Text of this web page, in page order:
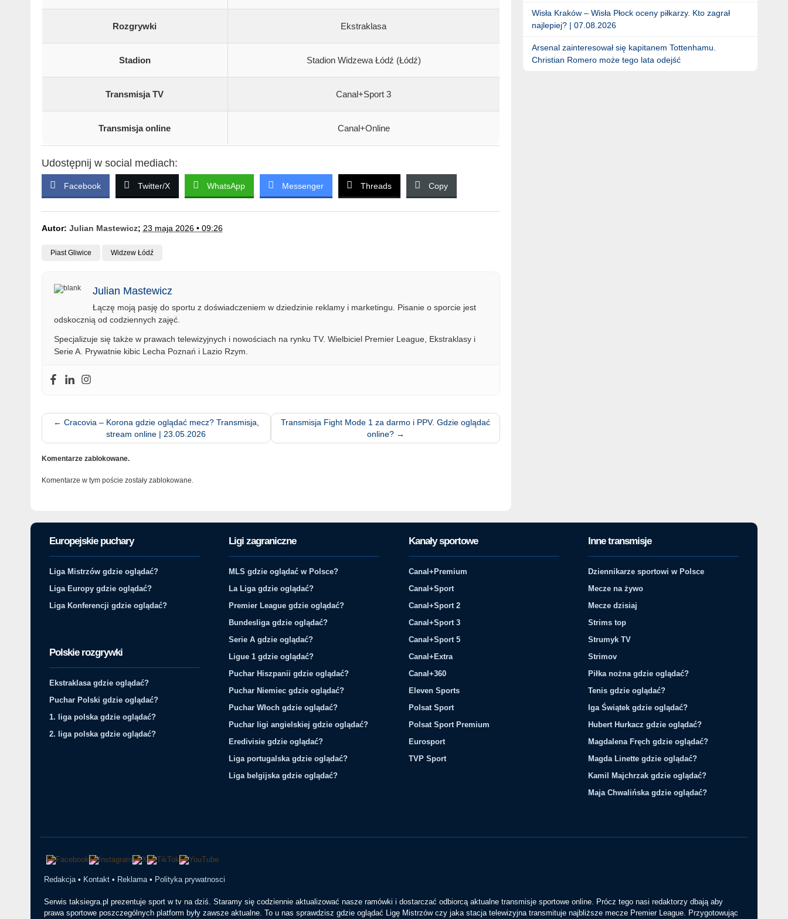
Rozgrywki Ekstraklasa
Stadion Stadion Widzewa Łódź (Łódź)
Transmisja TV Canal+Sport 3
Transmisja online Canal+Online
Udostępnij w social mediach:
Facebook Twitter/X WhatsApp Messenger Threads Copy
Autor: Julian Mastewicz; 23 maja 2026 • 09:26
Piast Gliwice Widzew Łódź
Julian Mastewicz
Łączę moją pasję do sportu z doświadczeniem w dziedzinie reklamy i marketingu. Pisanie o sporcie jest
odskocznią od codziennych zajęć.
Specjalizuje się także w prawach telewizyjnych i nowościach na rynku TV. Wielbiciel Premier League, Ekstraklasy i
Serie A. Prywatnie kibic Lecha Poznań i Lazio Rzym.
← Cracovia – Korona gdzie oglądać mecz? Transmisja,
stream online | 23.05.2026
Transmisja Fight Mode 1 za darmo i PPV. Gdzie oglądać
online? →
Komentarze zablokowane.
Komentarze w tym poście zostały zablokowane.
Wisła Kraków – Wisła Płock oceny piłkarzy. Kto zagrał
najlepiej? | 07.08.2026
Arsenal zainteresował się kapitanem Tottenhamu.
Christian Romero może tego lata odejść
Europejskie puchary
Liga Mistrzów gdzie oglądać?
Liga Europy gdzie oglądać?
Liga Konferencji gdzie oglądać?
Polskie rozgrywki
Ekstraklasa gdzie oglądać?
Puchar Polski gdzie oglądać?
1. liga polska gdzie oglądać?
2. liga polska gdzie oglądać?
Ligi zagraniczne
MLS gdzie oglądać w Polsce?
La Liga gdzie oglądać?
Premier League gdzie oglądać?
Bundesliga gdzie oglądać?
Serie A gdzie oglądać?
Ligue 1 gdzie oglądać?
Puchar Hiszpanii gdzie oglądać?
Puchar Niemiec gdzie oglądać?
Puchar Włoch gdzie oglądać?
Puchar ligi angielskiej gdzie oglądać?
Eredivisie gdzie oglądać?
Liga portugalska gdzie oglądać?
Liga belgijska gdzie oglądać?
Kanały sportowe
Canal+Premium
Canal+Sport
Canal+Sport 2
Canal+Sport 3
Canal+Sport 5
Canal+Extra
Canal+360
Eleven Sports
Polsat Sport
Polsat Sport Premium
Eurosport
TVP Sport
Inne transmisje
Dziennikarze sportowi w Polsce
Mecze na żywo
Mecze dzisiaj
Strims top
Strumyk TV
Strimov
Piłka nożna gdzie oglądać?
Tenis gdzie oglądać?
Iga Świątek gdzie oglądać?
Hubert Hurkacz gdzie oglądać?
Magdalena Fręch gdzie oglądać?
Magda Linette gdzie oglądać?
Kamil Majchrzak gdzie oglądać?
Maja Chwalińska gdzie oglądać?
Redakcja• Kontakt• Reklama• Polityka prywatnosci
Serwis taksiegra.pl prezentuje sport w tv na dziś. Staramy się codziennie aktualizować nasze ramówki i dostarczać odbiorcą aktualne transmisje sportowe online. Prócz tego nasi redaktorzy dbają aby
prawa sportowe poszczególnych platform były zawsze aktualne. To u nas sprawdzisz gdzie oglądać Ligę Mistrzów czy jaka stacja telewizyjna transmituje najbliższe mecze Premier League. Przygotowując